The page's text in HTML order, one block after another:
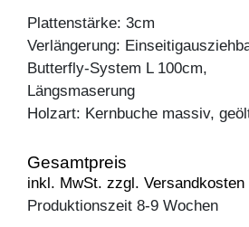
Plattenstärke: 3cm
Verlängerung:
Butterfly-System L 100cm,
Längsmaserung
Holzart: Kernbuche massiv,
Gesamtpreis
inkl. MwSt. zzgl. Versandkosten
Produktionszeit 8-9 Wochen